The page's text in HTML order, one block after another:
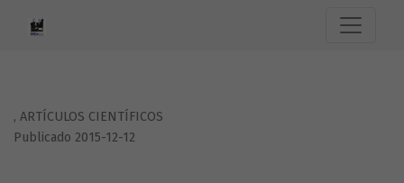
, ARTÍCULOS CIENTÍFICOS
Publicado 2015-12-12